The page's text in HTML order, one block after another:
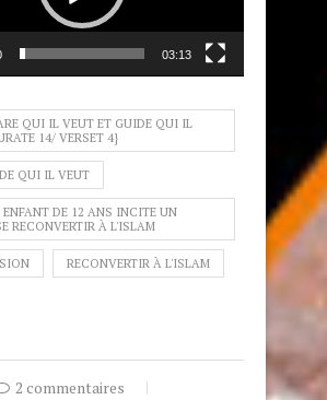
03:13
QUI IL VEUT ET GUIDE QUI IL
14/ VERSET 4}
QUI IL VEUT
DE 12 ANS INCITE UN
RECONVERTIR À L'ISLAM
RECONVERTIR À L'ISLAM
2 commentaires